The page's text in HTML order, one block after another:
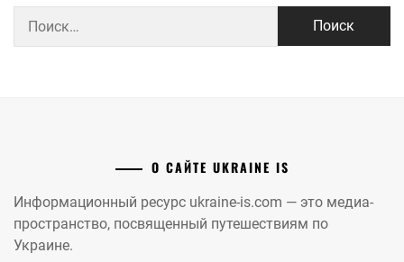
О САЙТЕ UKRAINE IS
Информационный ресурс ukraine-is.com — это медиа-
пространство, посвященный путешествиям по
Украине.